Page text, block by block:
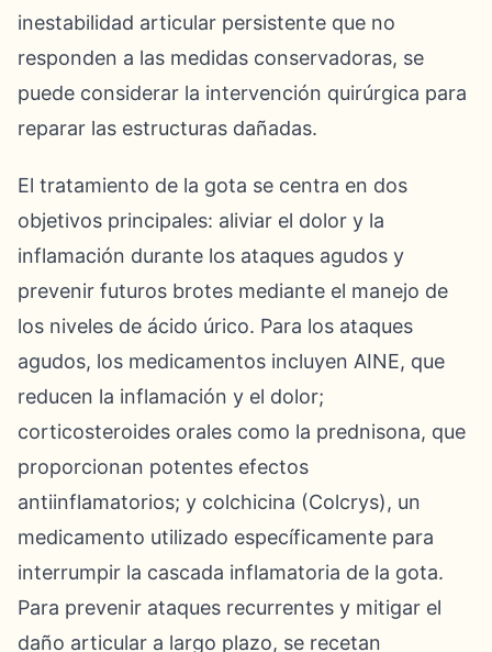
inestabilidad articular persistente que no
responden a las medidas conservadoras, se
puede considerar la intervención quirúrgica para
reparar las estructuras dañadas.
El tratamiento de la gota se centra en dos
objetivos principales: aliviar el dolor y la
inflamación durante los ataques agudos y
prevenir futuros brotes mediante el manejo de
los niveles de ácido úrico. Para los ataques
agudos, los medicamentos incluyen AINE, que
reducen la inflamación y el dolor;
corticosteroides orales como la prednisona, que
proporcionan potentes efectos
antiinflamatorios; y colchicina (Colcrys), un
medicamento utilizado específicamente para
interrumpir la cascada inflamatoria de la gota.
Para prevenir ataques recurrentes y mitigar el
daño articular a largo plazo, se recetan